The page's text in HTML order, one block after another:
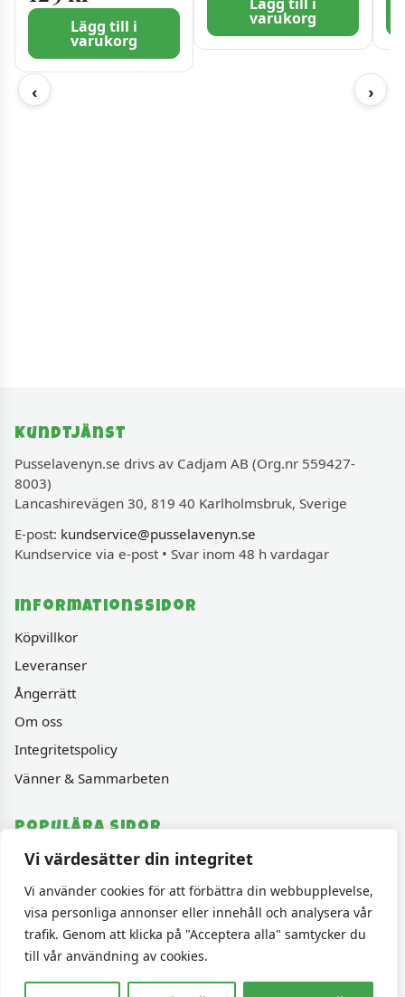
Vi värdesätter din integritet
Vi använder cookies för att förbättra din webbupplevelse,
visa personliga annonser eller innehåll och analysera vår
trafik. Genom att klicka på "Acceptera alla" samtycker du
till vår användning av cookies.
‹
Lägg till i
varukorg
varukorg
›
Kundtjänst
Pusselavenyn.se drivs av Cadjam AB (Org.nr 559427-
8003)
Lancashirevägen 30, 819 40 Karlholmsbruk, Sverige
E-post: kundservice@pusselavenyn.se
Kundservice via e-post • Svar inom 48 h vardagar
Informationssidor
Köpvillkor
Leveranser
Ångerrätt
Om oss
Integritetspolicy
Vänner & Sammarbeten
Populära sidor
Varumärken
Fyndhörnan
1000 bitars pussel
Sällskapspel